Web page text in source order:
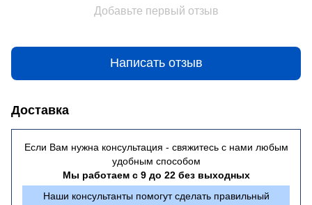
Добавьте первый отзыв
Написать отзыв
Доставка
Если Вам нужна консультация - свяжитесь с нами любым
удобным способом
Мы работаем с 9 до 22 без выходных
Наши консультанты помогут сделать правильный